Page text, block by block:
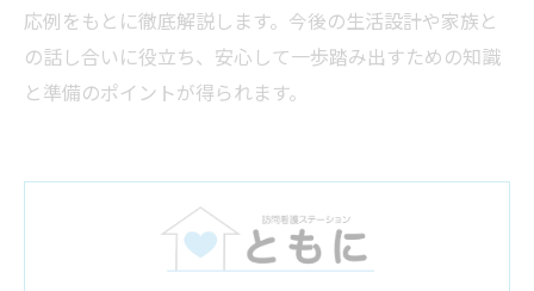
応例をもとに徹底解説します。今後の生活設計や家族と
の話し合いに役立ち、安心して一歩踏み出すための知識
と準備のポイントが得られます。